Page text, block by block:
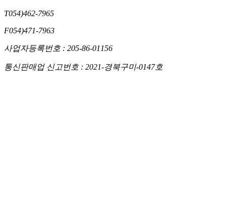
T054)462-7965
F054)471-7963
사업자등록번호 : 205-86-01156
통신판매업 신고번호 : 2021-경북구미-0147호